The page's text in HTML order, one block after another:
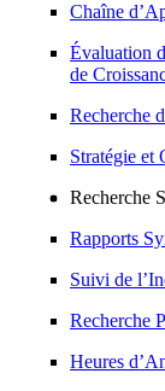
Chaîne
Évaluation
de
Recherche
Stratégie et
Recherche
Rapports
Suivi de
Recherche
Heures